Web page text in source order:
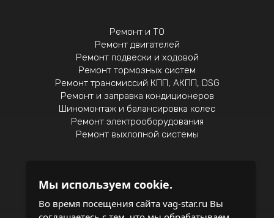
Ремонт и ТО
Ремонт двигателей
Ремонт подвески и ходовой
Ремонт тормозных систем
Ремонт трансмиссий КПП, АКПП, DSG
Ремонт и заправка кондиционеров
Шиномонтаж и балансировка колес
Ремонт электрооборудования
Ремонт выхлопной системы
Политика конфиденциальности
Мы используем cookie.
Во время посещения сайта vag-star.ru Вы